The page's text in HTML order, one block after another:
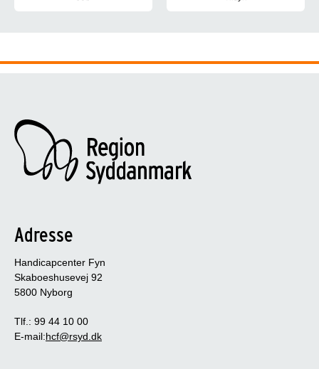
Adresse
Handicapcenter Fyn
Skaboeshusevej 92
5800 Nyborg
Tlf.: 99 44 10 00
E-mail:hcf@rsyd.dk